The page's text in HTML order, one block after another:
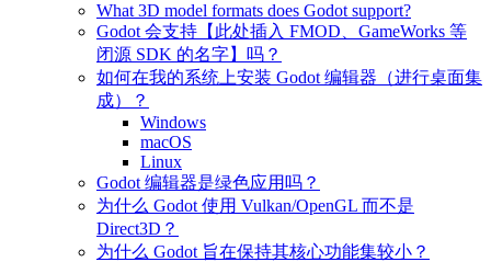
What 3D model formats does Godot support?
Godot 会支持【此处插入 FMOD、GameWorks 等
闭源 SDK 的名字】吗？
如何在我的系统上安装 Godot 编辑器（进行桌面集
成）？
Windows
macOS
Linux
Godot 编辑器是绿色应用吗？
为什么 Godot 使用 Vulkan/OpenGL 而不是
Direct3D？
为什么 Godot 旨在保持其核心功能集较小？